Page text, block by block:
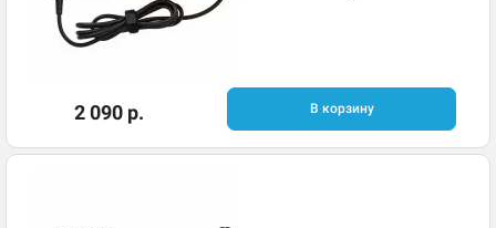
2 090 р. В корзину